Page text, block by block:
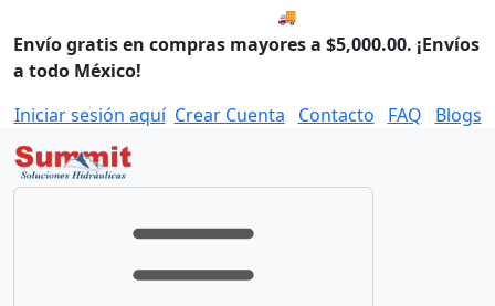
🚚 Compra antes de las
Envío gratis en compras mayores a $5,000.00. ¡Envíos
a todo México!
Iniciar sesión aquí Crear Cuenta Contacto FAQ Blogs